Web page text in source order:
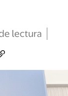
lectura